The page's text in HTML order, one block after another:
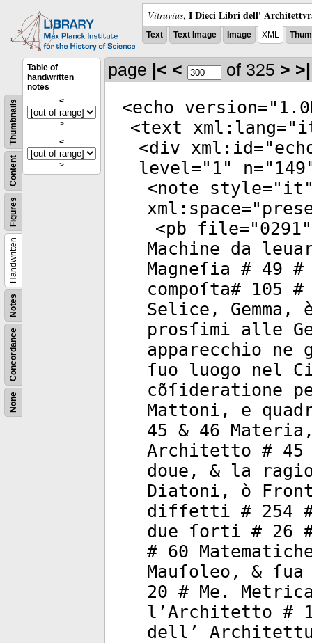
Vitruvius, I Dieci Libri dell'
Text Text Image Image XML
None
Concordance
Notes
Handwritten
Figures
Content
Thumbnails
Table of
handwritten
notes
<
>
<
>
page |< < of 325 > >|
<echo version="
<text xml:lang="
<div xml:id="
level=" 1" n=" 149
<note style=" it
xml:space="
<pb file="0291"
Machine da
Magneſia # 49
compoſta# 105
Selice,
prosſimi alle
apparecchio
ſuo luogo nel
cõſideratione
Mattoni, e
45 & 46
Architetto # 45
doue, & la
Diatoni, ò
diffetti # 254 #
due ſorti # 26
# 60
Mauſoleo, &
20 # Me.
l’Architetto #
dell’